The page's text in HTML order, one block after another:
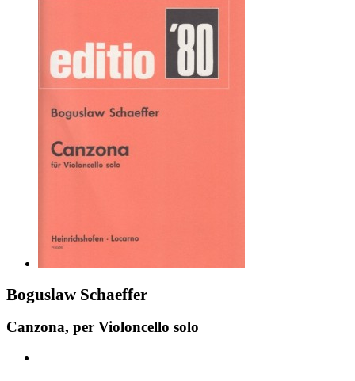
Boguslaw Schaeffer
Canzona, per Violoncello solo